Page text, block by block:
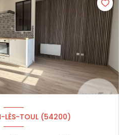
LÈS-TOUL (54200)